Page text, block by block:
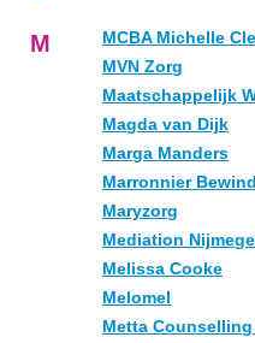
M
MCBA Michelle
MVN Zorg
Maatschappelijk
Magda van Dijk
Marga Manders
Marronnier
Maryzorg
Mediation
Melissa Cooke
Melomel
Metta